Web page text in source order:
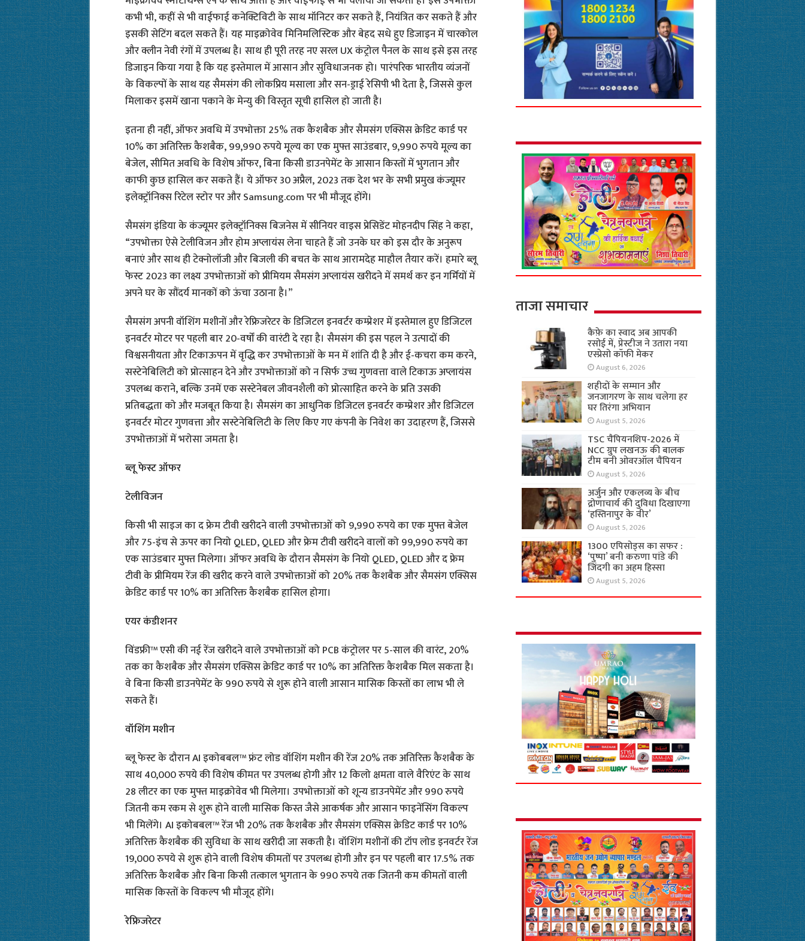
कभी भी, कहीं से भी वाईफाई कनेक्टिविटी के साथ मॉनिटर कर सकते हैं, नियंत्रित कर सकते हैं और
इसकी सेटिंग बदल सकते हैं। यह माइक्रोवेव मिनिमलिस्टिक और बेहद सधे हुए डिजाइन में चारकोल
और क्लीन नेवी रंगों में उपलब्ध है। साथ ही पूरी तरह नए सरल UX कंट्रोल पैनल के साथ इसे इस तरह
डिजाइन किया गया है कि यह इस्तेमाल में आसान और सुविधाजनक हो। पारंपरिक भारतीय व्यंजनों
के विकल्पों के साथ यह सैमसंग की लोकप्रिय मसाला और सन-ड्राई रेसिपी भी देता है, जिससे कुल
मिलाकर इसमें खाना पकाने के मेन्यु की विस्तृत सूची हासिल हो जाती है।
इतना ही नहीं, ऑफर अवधि में उपभोक्ता 25% तक कैशबैक और सैमसंग एक्सिस क्रेडिट कार्ड पर
10% का अतिरिक्त कैशबैक, 99,990 रुपये मूल्य का एक मुफ्त साउंडबार, 9,990 रुपये मूल्य का
बेजेल, सीमित अवधि के विशेष ऑफर, बिना किसी डाउनपेमेंट के आसान किस्तों में भुगतान और
काफी कुछ हासिल कर सकते हैं। ये ऑफर 30 अप्रैल, 2023 तक देश भर के सभी प्रमुख कंज्यूमर
इलेक्ट्रॉनिक्स रिटेल स्टोर पर और Samsung.com पर भी मौजूद होंगे।
सैमसंग इंडिया के कंज्यूमर इलेक्ट्रॉनिक्स बिजनेस में सीनियर वाइस प्रेसिडेंट मोहनदीप सिंह ने कहा,
“उपभोक्ता ऐसे टेलीविजन और होम अप्लायंस लेना चाहते हैं जो उनके घर को इस दौर के अनुरूप
बनाएं और साथ ही टेक्नोलॉजी और बिजली की बचत के साथ आरामदेह माहौल तैयार करें। हमारे ब्लू
फेस्ट 2023 का लक्ष्य उपभोक्ताओं को प्रीमियम सैमसंग अप्लायंस खरीदने में समर्थ कर इन गर्मियों में
अपने घर के सौंदर्य मानकों को ऊंचा उठाना है।”
सैमसंग अपनी वॉशिंग मशीनों और रेफ्रिजरेटर के डिजिटल इनवर्टर कम्प्रेशर में इस्तेमाल हुए डिजिटल
इनवर्टर मोटर पर पहली बार 20-वर्षों की वारंटी दे रहा है। सैमसंग की इस पहल ने उत्पादों की
विश्वसनीयता और टिकाऊपन में वृद्धि कर उपभोक्ताओं के मन में शांति दी है और ई-कचरा कम करने,
सस्टेनेबिलिटी को प्रोत्साहन देने और उपभोक्ताओं को न सिर्फ उच्च गुणवत्ता वाले टिकाऊ अप्लायंस
उपलब्ध कराने, बल्कि उनमें एक सस्टेनेबल जीवनशैली को प्रोत्साहित करने के प्रति उसकी
प्रतिबद्धता को और मजबूत किया है। सैमसंग का आधुनिक डिजिटल इनवर्टर कम्प्रेशर और डिजिटल
इनवर्टर मोटर गुणवत्ता और सस्टेनेबिलिटी के लिए किए गए कंपनी के निवेश का उदाहरण हैं, जिससे
उपभोक्ताओं में भरोसा जमता है।
ब्लू फेस्ट ऑफर
टेलीविजन
किसी भी साइज का द फ्रेम टीवी खरीदने वाली उपभोक्ताओं को 9,990 रुपये का एक मुफ्त बेजेल
और 75-इंच से ऊपर का नियो QLED, QLED और फ्रेम टीवी खरीदने वालों को 99,990 रुपये का
एक साउंडबार मुफ्त मिलेगा। ऑफर अवधि के दौरान सैमसंग के नियो QLED, QLED और द फ्रेम
टीवी के प्रीमियम रेंज की खरीद करने वाले उपभोक्ताओं को 20% तक कैशबैक और सैमसंग एक्सिस
क्रेडिट कार्ड पर 10% का अतिरिक्त कैशबैक हासिल होगा।
एयर कंडीशनर
विंडफ्री™ एसी की नई रेंज खरीदने वाले उपभोक्ताओं को PCB कंट्रोलर पर 5-साल की वारंट, 20%
तक का कैशबैक और सैमसंग एक्सिस क्रेडिट कार्ड पर 10% का अतिरिक्त कैशबैक मिल सकता है।
वे बिना किसी डाउनपेमेंट के 990 रुपये से शुरू होने वाली आसान मासिक किस्तों का लाभ भी ले
सकते हैं।
वॉशिंग मशीन
ब्लू फेस्ट के दौरान AI इकोबबल™ फ्रंट लोड वॉशिंग मशीन की रेंज 20% तक अतिरिक्त कैशबैक के
साथ 40,000 रुपये की विशेष कीमत पर उपलब्ध होगी और 12 किलो क्षमता वाले वैरिएंट के साथ
28 लीटर का एक मुफ्त माइक्रोवेव भी मिलेगा। उपभोक्ताओं को शून्य डाउनपेमेंट और 990 रुपये
जितनी कम रकम से शुरू होने वाली मासिक किस्त जैसे आकर्षक और आसान फाइनेंसिंग विकल्प
भी मिलेंगे। AI इकोबबल™ रेंज भी 20% तक कैशबैक और सैमसंग एक्सिस क्रेडिट कार्ड पर 10%
अतिरिक्त कैशबैक की सुविधा के साथ खरीदी जा सकती है। वॉशिंग मशीनों की टॉप लोड इनवर्टर रेंज
19,000 रुपये से शुरू होने वाली विशेष कीमतों पर उपलब्ध होगी और इन पर पहली बार 17.5% तक
अतिरिक्त कैशबैक और बिना किसी तत्काल भुगतान के 990 रुपये तक जितनी कम कीमतों वाली
मासिक किस्तों के विकल्प भी मौजूद होंगे।
रेफ्रिजरेटर
ताजा समाचार
कैफ़े का स्वाद अब आपकी
रसोई में, प्रेस्टीज ने उतारा नया
एस्प्रेसो कॉफी मेकर
August 6, 2026
शहीदों के सम्मान और
जनजागरण के साथ चलेगा हर
घर तिरंगा अभियान
August 5, 2026
TSC चैंपियनशिप-2026 में
NCC ग्रुप लखनऊ की बालक
टीम बनी ओवरऑल चैंपियन
August 5, 2026
अर्जुन और एकलव्य के बीच
द्रोणाचार्य की दुविधा दिखाएगा
‘हस्तिनापुर के वीर’
August 5, 2026
1300 एपिसोड्स का सफर :
‘पुष्पा’ बनी करुणा पांडे की
जिंदगी का अहम हिस्सा
August 5, 2026